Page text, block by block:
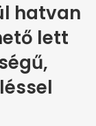
hatvan
lett